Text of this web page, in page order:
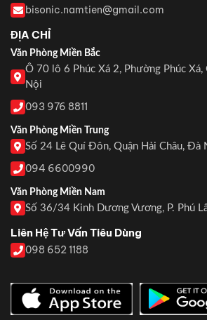
bisonic.namtien@gmail.com
ĐỊA CHỈ
Văn Phòng Miền Bắc
Ô 70 lô 6 Phúc Xá 2, Phường Phúc Xá,
Nội
093 976 8811
Văn Phòng Miền Trung
Số 24 Lê Quí Đôn, Quận Hải Châu, Đà
094 6600990
Văn Phòng Miền Nam
Số 36/34 Kinh Dương Vương, P. Phú
Liên Hệ Tư Vấn Tiêu Dùng
098 652 1188